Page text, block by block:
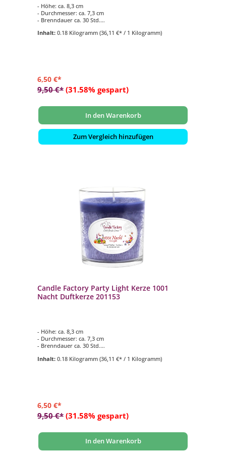
- Höhe: ca. 8,3 cm
- Durchmesser: ca. 7,3 cm
- Brenndauer ca. 30 Std.
- für den Innen- und Aussenbereich geeignet
Inhalt: 0.18 Kilogramm (36,11 €* / 1 Kilogramm)
6,50 €*
9,50 €* (31.58% gespart)
In den Warenkorb
Zum Vergleich hinzufügen
Candle Factory Party Light Kerze 1001
Nacht Duftkerze 201153
- Höhe: ca. 8,3 cm
- Durchmesser: ca. 7,3 cm
- Brenndauer ca. 30 Std.
Zedernholz
Inhalt: 0.18 Kilogramm (36,11 €* / 1 Kilogramm)
6,50 €*
9,50 €* (31.58% gespart)
In den Warenkorb